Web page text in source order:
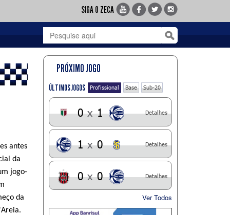
SIGA O ZECA
antes
da
jogo-
da
PRÓXIMO JOGO
ÚLTIMOS JOGOS Profissional Base Sub-20
0 x 1 Detalhes
1 x 0 Detalhes
0 x 0 Detalhes
Ver Todos